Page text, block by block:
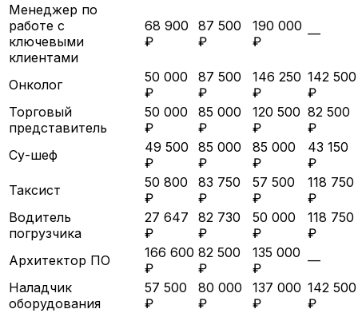
Менеджер по
работе с
ключевыми
клиентами
68 900
₽
87 500
₽
190 000
₽
—
Онколог
50 000
₽
87 500
₽
146 250
₽
142 500
₽
Торговый
представитель
50 000
₽
85 000
₽
120 500
₽
82 500
₽
Су-шеф
49 500
₽
85 000
₽
85 000
₽
43 150
₽
Таксист
50 800
₽
83 750
₽
57 500
₽
118 750
₽
Водитель
погрузчика
27 647
₽
82 730
₽
50 000
₽
118 750
₽
Архитектор ПО
166 600
₽
82 500
₽
135 000
₽
—
Наладчик
оборудования
57 500
₽
80 000
₽
137 000
₽
142 500
₽